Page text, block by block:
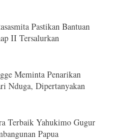
Pastikan Bantuan
II Tersalurkan
Meminta Penarikan
Nduga, Dipertanyakan
Terbaik Yahukimo Gugur
Papua